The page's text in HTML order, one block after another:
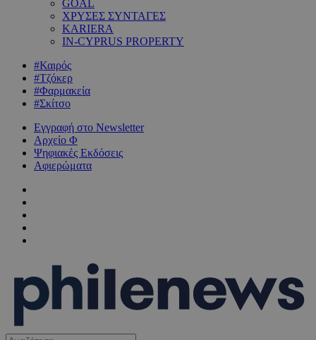
GOAL
ΧΡΥΣΕΣ ΣΥΝΤΑΓΕΣ
KARIERA
IN-CYPRUS PROPERTY
#Καιρός
#Τζόκερ
#Φαρμακεία
#Σκίτσο
Εγγραφή στο Newsletter
Αρχείο Φ
Ψηφιακές Εκδόσεις
Αφιερώματα